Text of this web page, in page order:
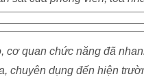
cơ quan chức năng đã
chuyên dụng đến hiện